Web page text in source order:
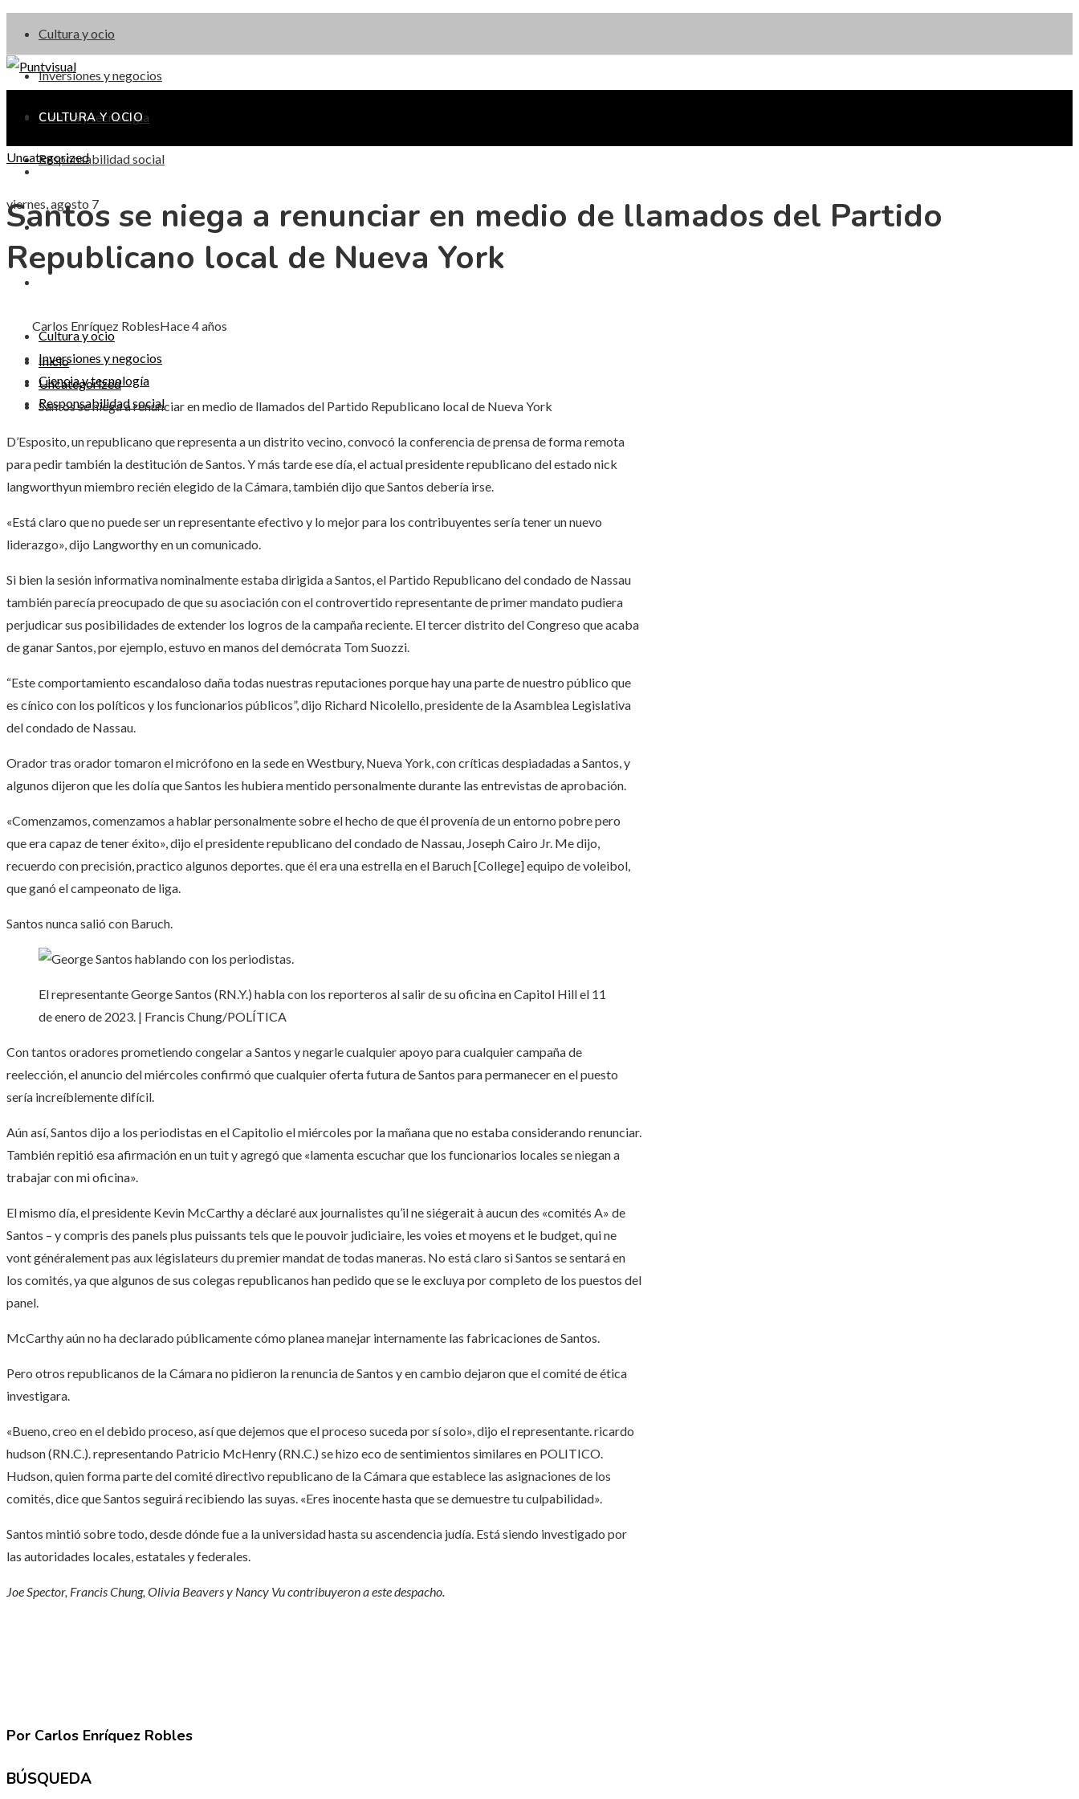
Cultura y ocio
Inversiones y negocios
Ciencia y tecnología
Responsabilidad social
viernes, agosto 7
CULTURA Y OCIO
CIENCIA Y TECNOLOGÍA
Cultura y ocio
Inversiones y negocios
Ciencia y tecnología
Responsabilidad social
Uncategorized
Santos se niega a renunciar en medio de llamados del Partido
Republicano local de Nueva York
Carlos Enríquez RoblesHace 4 años
Inicio
Uncategorized
Santos se niega a renunciar en medio de llamados del Partido Republicano local de Nueva York
D’Esposito, un republicano que representa a un distrito vecino, convocó la conferencia de prensa de forma remota
para pedir también la destitución de Santos. Y más tarde ese día, el actual presidente republicano del estado nick
langworthyun miembro recién elegido de la Cámara, también dijo que Santos debería irse.
«Está claro que no puede ser un representante efectivo y lo mejor para los contribuyentes sería tener un nuevo
liderazgo», dijo Langworthy en un comunicado.
Si bien la sesión informativa nominalmente estaba dirigida a Santos, el Partido Republicano del condado de Nassau
también parecía preocupado de que su asociación con el controvertido representante de primer mandato pudiera
perjudicar sus posibilidades de extender los logros de la campaña reciente. El tercer distrito del Congreso que acaba
de ganar Santos, por ejemplo, estuvo en manos del demócrata Tom Suozzi.
“Este comportamiento escandaloso daña todas nuestras reputaciones porque hay una parte de nuestro público que
es cínico con los políticos y los funcionarios públicos”, dijo Richard Nicolello, presidente de la Asamblea Legislativa
del condado de Nassau.
Orador tras orador tomaron el micrófono en la sede en Westbury, Nueva York, con críticas despiadadas a Santos, y
algunos dijeron que les dolía que Santos les hubiera mentido personalmente durante las entrevistas de aprobación.
«Comenzamos, comenzamos a hablar personalmente sobre el hecho de que él provenía de un entorno pobre pero
que era capaz de tener éxito», dijo el presidente republicano del condado de Nassau, Joseph Cairo Jr. Me dijo,
recuerdo con precisión, practico algunos deportes. que él era una estrella en el Baruch [College] equipo de voleibol,
que ganó el campeonato de liga.
Santos nunca salió con Baruch.
El representante George Santos (RN.Y.) habla con los reporteros al salir de su oficina en Capitol Hill el 11
de enero de 2023. | Francis Chung/POLÍTICA
Con tantos oradores prometiendo congelar a Santos y negarle cualquier apoyo para cualquier campaña de
reelección, el anuncio del miércoles confirmó que cualquier oferta futura de Santos para permanecer en el puesto
sería increíblemente difícil.
Aún así, Santos dijo a los periodistas en el Capitolio el miércoles por la mañana que no estaba considerando renunciar.
También repitió esa afirmación en un tuit y agregó que «lamenta escuchar que los funcionarios locales se niegan a
trabajar con mi oficina».
El mismo día, el presidente Kevin McCarthya déclaré aux journalistes qu’il ne siégerait à aucun des «comités A» de
Santos – y compris des panels plus puissants tels que le pouvoir judiciaire, les voies et moyens et le budget, qui ne
vont généralement pas aux législateurs du premier mandat de todas maneras. No está claro si Santos se sentará en
los comités, ya que algunos de sus colegas republicanos han pedido que se le excluya por completo de los puestos del
panel.
McCarthy aún no ha declarado públicamente cómo planea manejar internamente las fabricaciones de Santos.
Pero otros republicanos de la Cámara no pidieron la renuncia de Santos y en cambio dejaron que el comité de ética
investigara.
«Bueno, creo en el debido proceso, así que dejemos que el proceso suceda por sí solo», dijo el representante.ricardo
hudson(RN.C.). representando Patricio McHenry(RN.C.) se hizo eco de sentimientos similares en POLITICO.
Hudson, quien forma parte del comité directivo republicano de la Cámara que establece las asignaciones de los
comités, dice que Santos seguirá recibiendo las suyas. «Eres inocente hasta que se demuestre tu culpabilidad».
Santos mintió sobre todo, desde dónde fue a la universidad hasta su ascendencia judía. Está siendo investigado por
las autoridades locales, estatales y federales.
Joe Spector, Francis Chung, Olivia Beavers y Nancy Vu contribuyeron a este despacho.
Por Carlos Enríquez Robles
BÚSQUEDA